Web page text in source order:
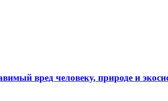
вред человеку, природе и